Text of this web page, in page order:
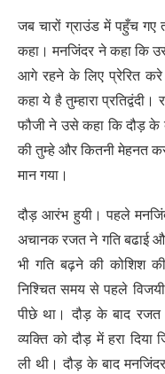
जब चारों ग्राउंड में पहुँच गए
कहा। मनजिंदर ने कहा कि
आगे रहने के लिए प्रेरित
कहा ये है तुम्हारा प्रतिद्वंदी।
फौजी ने उसे कहा कि दौड़ के
की तुम्हे और कितनी मेहनत
मान गया।
दौड़ आरंभ हुयी। पहले
अचानक रजत ने गति बढाई
भी गति बढ़ने की कोशिश
निश्चित समय से पहले
पीछे था। दौड़ के बाद रजत
व्यक्ति को दौड़ में हरा
ली थी।दौड़ के बाद